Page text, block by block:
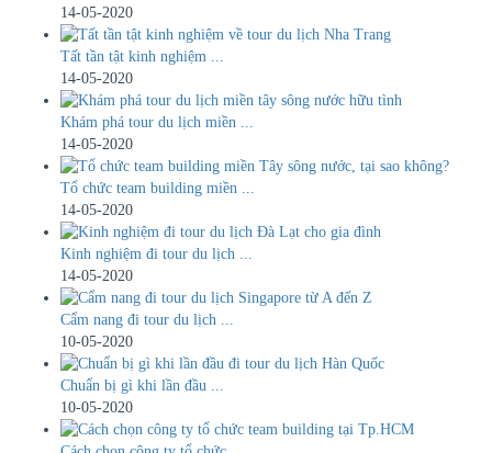
14-05-2020
Tất tần tật kinh nghiệm ...
14-05-2020
Khám phá tour du lịch miền ...
14-05-2020
Tổ chức team building miền ...
14-05-2020
Kinh nghiệm đi tour du lịch ...
14-05-2020
​Cẩm nang đi tour du lịch ...
10-05-2020
Chuẩn bị gì khi lần đầu ...
10-05-2020